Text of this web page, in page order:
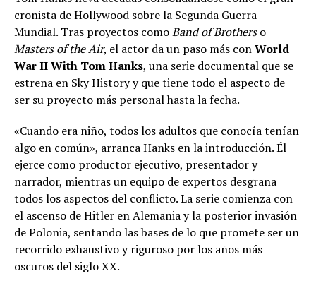
cronista de Hollywood sobre la Segunda Guerra
Mundial. Tras proyectos comoBand of Brotherso
Masters of the Air, el actor da un paso más conWorld
War II With Tom Hanks, una serie documental que se
estrena en Sky History y que tiene todo el aspecto de
ser su proyecto más personal hasta la fecha.
«Cuando era niño, todos los adultos que conocía tenían
algo en común», arranca Hanks en la introducción. Él
ejerce como productor ejecutivo, presentador y
narrador, mientras un equipo de expertos desgrana
todos los aspectos del conflicto. La serie comienza con
el ascenso de Hitler en Alemania y la posterior invasión
de Polonia, sentando las bases de lo que promete ser un
recorrido exhaustivo y riguroso por los años más
oscuros del siglo XX.